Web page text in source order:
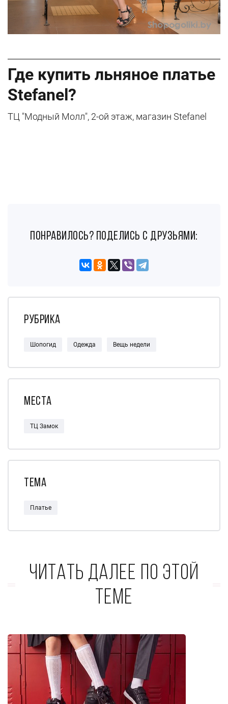
Где купить льняное платье
Stefanel?
ТЦ "Модный Молл", 2-ой этаж, магазин Stefanel
понравилось? поделись с друзьями:
Рубрика
Шопогид Одежда Вещь недели
Места
ТЦ Замок
Тема
Платье
Читать далее по этой
теме